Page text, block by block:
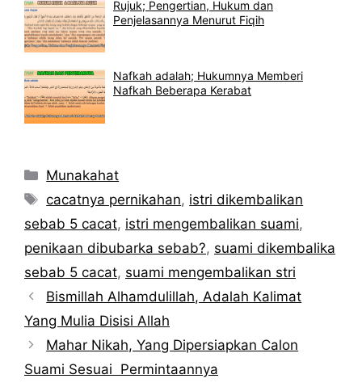
Rujuk; Pengertian, Hukum dan
Penjelasannya Menurut Fiqih
Nafkah adalah; Hukumnya Memberi
Nafkah Beberapa Kerabat
Kategori
Munakahat
Tag
cacatnya pernikahan, istri dikembalikan
sebab 5 cacat, istri mengembalikan suami,
penikaan dibubarka sebab?, suami dikembalika
sebab 5 cacat, suami mengembalikan stri
Bismillah Alhamdulillah, Adalah Kalimat
Yang Mulia Disisi Allah
Mahar Nikah, Yang Dipersiapkan Calon
Suami Sesuai Permintaannya